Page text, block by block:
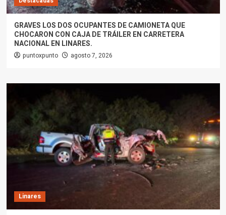
GRAVES LOS DOS OCUPANTES DE CAMIONETA QUE
CHOCARON CON CAJA DE TRÁILER EN CARRETERA
NACIONAL EN LINARES.
puntoxpunto agosto 7, 2026
Linares